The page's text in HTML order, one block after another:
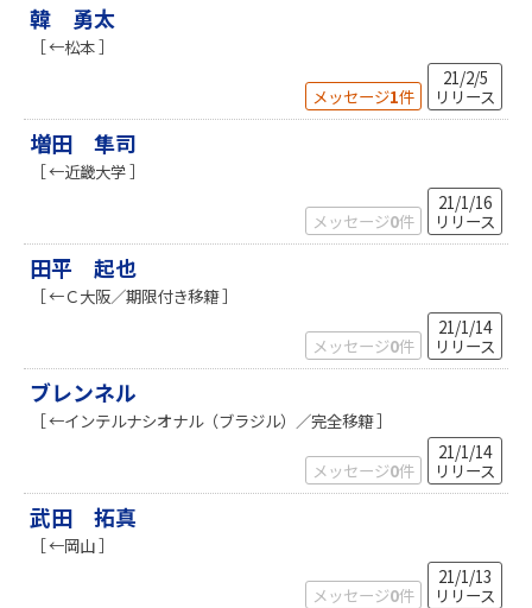
韓 勇太
［ ←松本 ］
メッセージ1件
21/2/5
リリース
増田 隼司
［ ←近畿大学 ］
メッセージ0件
21/1/16
リリース
田平 起也
［ ←Ｃ大阪／期限付き移籍 ］
メッセージ0件
21/1/14
リリース
ブレンネル
［ ←インテルナシオナル（ブラジル）／完全移籍 ］
メッセージ0件
21/1/14
リリース
武田 拓真
［ ←岡山 ］
メッセージ0件
21/1/13
リリース